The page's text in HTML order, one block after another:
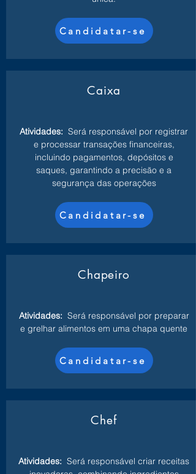
Candidatar-se
Caixa
Atividades: Será responsável por registrar
e processar transações financeiras,
incluindo pagamentos, depósitos e
saques, garantindo a precisão e a
segurança das operações
Candidatar-se
Chapeiro
Atividades: Será responsável por preparar
e grelhar alimentos em uma chapa quente
Candidatar-se
Chef
Atividades: Será responsável criar receitas